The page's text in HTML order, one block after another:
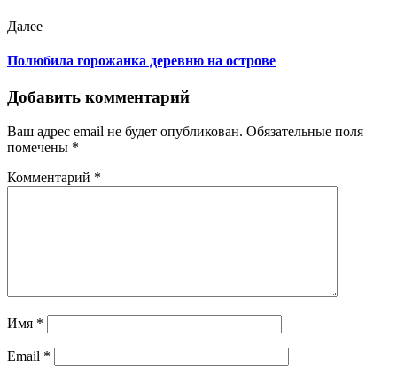
Далее
Полюбила горожанка деревню на острове
Добавить комментарий
Ваш адрес email не будет опубликован. Обязательные поля
помечены *
Комментарий *
Имя *
Email *